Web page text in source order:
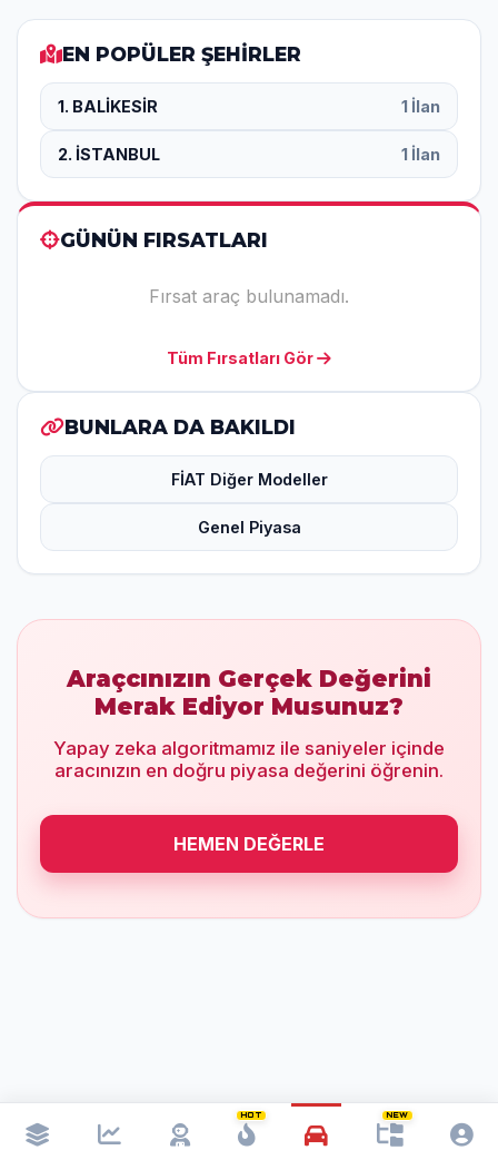
HOT NEW
EN POPÜLER ŞEHİRLER
1. BALİKESİR 1 İlan
2. İSTANBUL 1 İlan
GÜNÜN FIRSATLARI
Fırsat araç bulunamadı.
Tüm Fırsatları Gör
BUNLARA DA BAKILDI
FİAT Diğer Modeller
Genel Piyasa
Araçcınızın Gerçek Değerini
Merak Ediyor Musunuz?
Yapay zeka algoritmamız ile saniyeler içinde
aracınızın en doğru piyasa değerini öğrenin.
HEMEN DEĞERLE